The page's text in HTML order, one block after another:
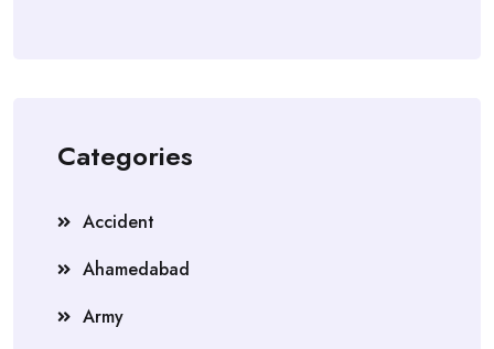
Categories
Accident
Ahamedabad
Army